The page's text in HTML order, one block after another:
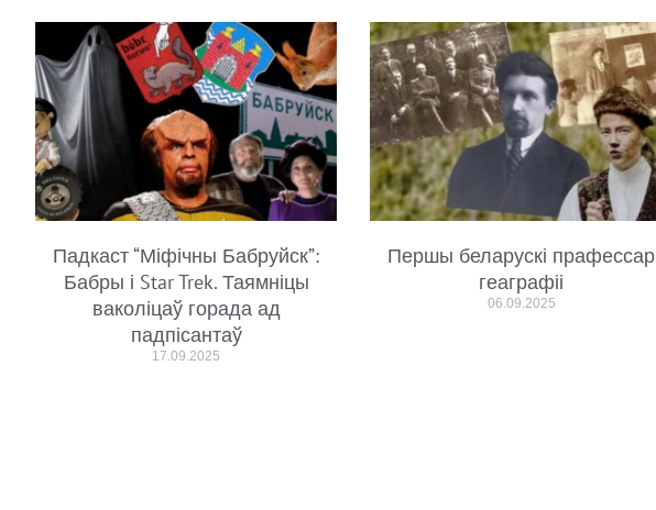
Падкаст “Міфічны Бабруйск”:
Бабры і Star Trek. Таямніцы
ваколіцаў горада ад
падпісантаў
17.09.2025
Першы беларускі прафессар
геаграфіі
06.09.2025